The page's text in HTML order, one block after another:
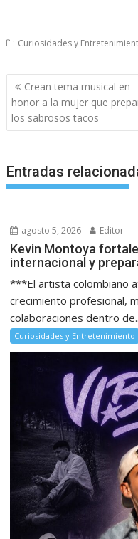
Curiosidades y
Navegación
de
entradas
Crean tema musical en
honor a la mujer que
los sabrosos tacos
Entradas
agosto 5, 2026 Editor
Kevin Montoya
internacional y
***El artista colombiano
crecimiento profesional,
colaboraciones dentro
Curiosidades y Entretenimiento